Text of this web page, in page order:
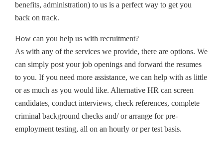
benefits, administration) to us is a perfect way to get you
back on track.
How can you help us with recruitment?
As with any of the services we provide, there are options. We
can simply post your job openings and forward the resumes
to you. If you need more assistance, we can help with as little
or as much as you would like. Alternative HR can screen
candidates, conduct interviews, check references, complete
criminal background checks and/ or arrange for pre-
employment testing, all on an hourly or per test basis.